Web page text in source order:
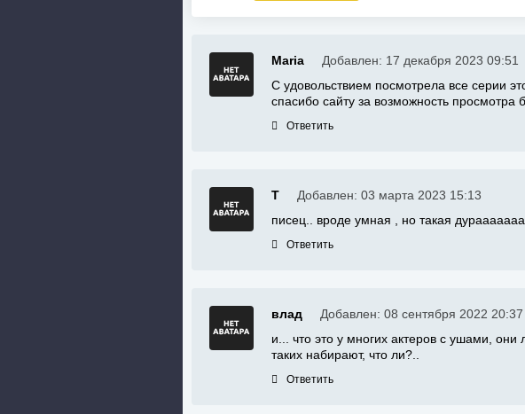
Maria Добавлен: 17 декабря 2023 09:51
С удовольствием посмотрела все серии
спасибо сайту за возможность просмотра
Ответить
Т Добавлен: 03 марта 2023 15:13
писец.. вроде умная , но такая
Ответить
влад Добавлен: 08 сентября 2022 20:37
и... что это у многих актеров с ушами,
таких набирают, что ли?..
Ответить